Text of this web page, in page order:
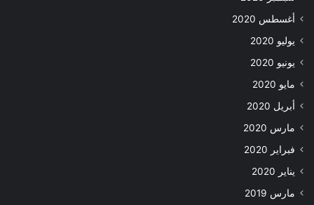
أغسطس 2020
يوليو 2020
يونيو 2020
مايو 2020
أبريل 2020
مارس 2020
فبراير 2020
يناير 2020
مارس 2019